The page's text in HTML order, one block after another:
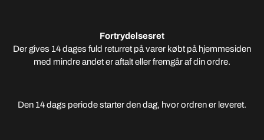
Fortrydelsesret
Der gives 14 dages fuld returret på varer købt på hjemmesiden
med mindre andet er aftalt eller fremgår af din ordre.
Den 14 dags periode starter den dag, hvor ordren er leveret.